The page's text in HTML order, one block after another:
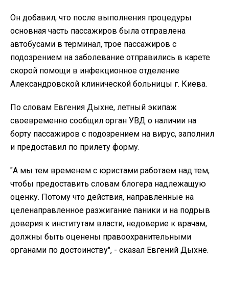
Он добавил, что после выполнения процедуры
основная часть пассажиров была отправлена ​​
автобусами в терминал, трое пассажиров с
подозрением на заболевание отправились в карете
скорой помощи в инфекционное отделение
Александровской клинической больницы г. Киева.
По словам Евгения Дыхне, летный экипаж
своевременно сообщил орган УВД о наличии на
борту пассажиров с подозрением на вирус, заполнил
и предоставил по прилету форму.
"А мы тем временем с юристами работаем над тем,
чтобы предоставить словам блогера надлежащую
оценку. Потому что действия, направленные на
целенаправленное разжигание паники и на подрыв
доверия к институтам власти, недоверие к врачам,
должны быть оценены правоохранительными
органами по достоинству", - сказал Евгений Дыхне.